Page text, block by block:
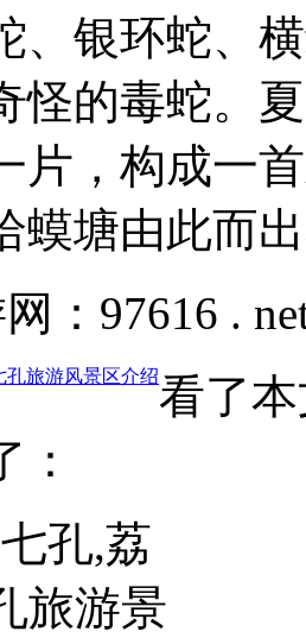
、银环蛇、
怪的毒蛇。
片，构成一
蟆塘由此而
：97616 .
孔旅游风景区介绍看了
：